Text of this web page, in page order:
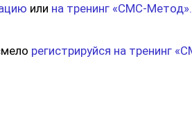
или на тренинг «СМС-Метод».
регистрируйся на тренинг